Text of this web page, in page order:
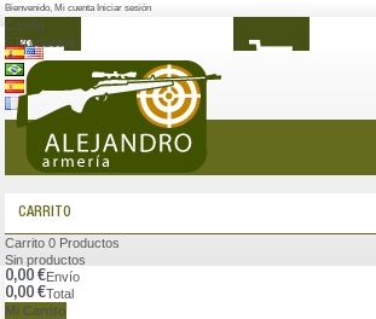
Bienvenido, Mi cuenta Iniciar sesión
Carrito
0 Productos
MENÚ
CARRITO
Carrito 0 Productos
Sin productos
0,00 €Envío
0,00 €Total
Mi Carrito